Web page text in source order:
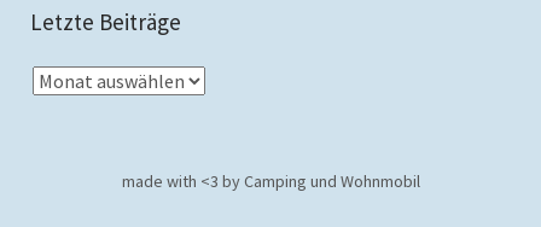
Letzte Beiträge
made with <3 by Camping und Wohnmobil